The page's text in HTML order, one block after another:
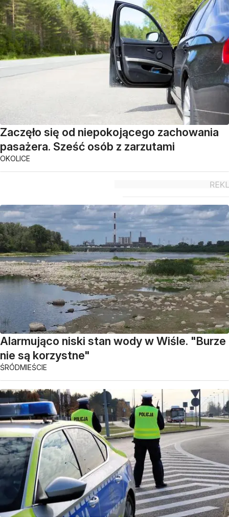
Zaczęło się od niepokojącego zachowania
pasażera. Sześć osób z zarzutami
OKOLICE
Alarmująco niski stan wody w Wiśle. "Burze
nie są korzystne"
ŚRÓDMIEŚCIE